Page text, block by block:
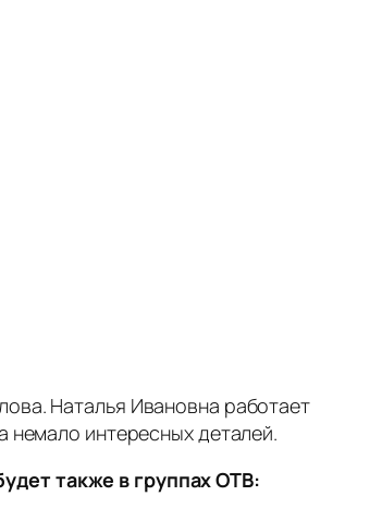
Наталья Ивановна работает
немало интересных деталей.
также в группах ОТВ: